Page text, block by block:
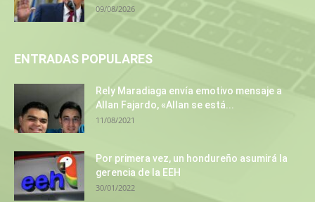
09/08/2026
ENTRADAS POPULARES
Rely Maradiaga envía emotivo mensaje a
Allan Fajardo, «Allan se está...
11/08/2021
Por primera vez, un hondureño asumirá la
gerencia de la EEH
30/01/2022